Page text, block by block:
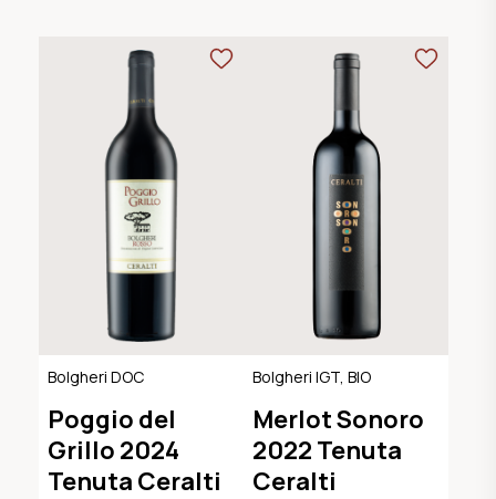
Bolgheri DOC
Poggio del
Grillo 2024
Tenuta Ceralti
Bolgheri IGT, BIO
Merlot Sonoro
2022 Tenuta
Ceralti